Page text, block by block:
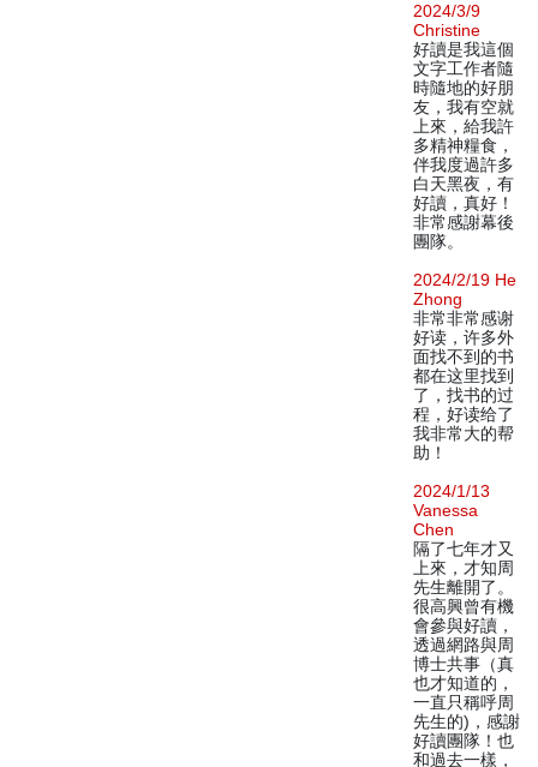
2024/3/9
Christine
好讀是我這個
文字工作者隨
時隨地的好朋
友，我有空就
上來，給我許
多精神糧食，
伴我度過許多
白天黑夜，有
好讀，真好！
非常感謝幕後
團隊。
2024/2/19 He
Zhong
非常非常感谢
好读，许多外
面找不到的书
都在这里找到
了，找书的过
程，好读给了
我非常大的帮
助！
2024/1/13
Vanessa
Chen
隔了七年才又
上來，才知周
先生離開了。
很高興曾有機
會參與好讀，
透過網路與周
博士共事（真
也才知道的，
一直只稱呼周
先生的)，感謝
好讀團隊！也
和過去一樣，